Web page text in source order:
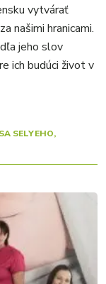
vytvárať
našimi hranicami.
jeho slov
ich budúci život v
SELYEHO